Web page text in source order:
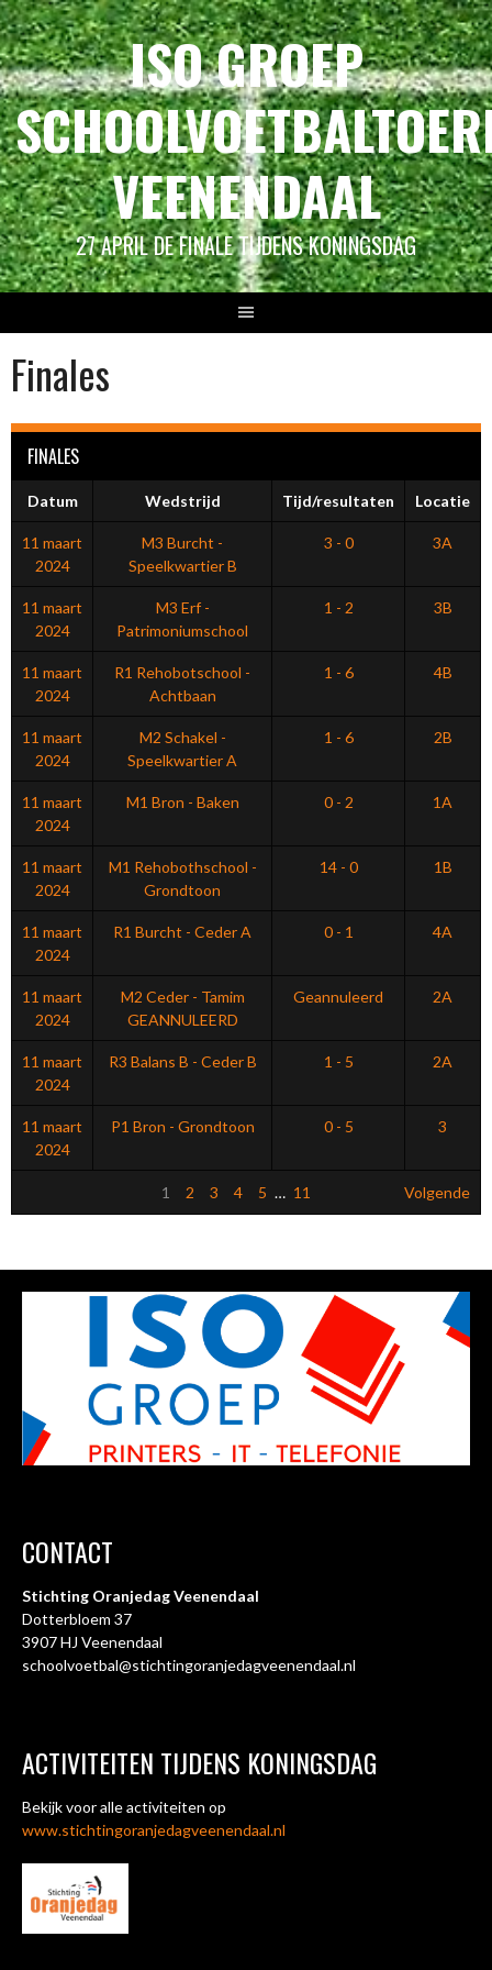
Spring
naar
inhoud
ISO GROEP
VEENENDAAL
27 APRIL DE FINALE TIJDENS KONINGSDAG
Finales
FINALES
Datum Wedstrijd Tijd/resultaten Locatie
11 maart
2024
M3 Burcht -
Speelkwartier B
3 - 0 3A
11 maart
2024
M3 Erf -
Patrimoniumschool
1 - 2 3B
11 maart
2024
R1 Rehobotschool -
Achtbaan
1 - 6 4B
11 maart
2024
M2 Schakel -
Speelkwartier A
1 - 6 2B
11 maart
2024
M1 Bron - Baken 0 - 2 1A
11 maart
2024
M1 Rehobothschool -
Grondtoon
14 - 0 1B
11 maart
2024
R1 Burcht - Ceder A 0 - 1 4A
11 maart
2024
M2 Ceder - Tamim
GEANNULEERD
Geannuleerd 2A
11 maart
2024
R3 Balans B - Ceder B 1 - 5 2A
11 maart
2024
P1 Bron - Grondtoon 0 - 5 3
1 2 3 4 5 … 11 Volgende
CONTACT
Stichting Oranjedag Veenendaal
Dotterbloem 37
3907 HJ Veenendaal
schoolvoetbal@stichtingoranjedagveenendaal.nl
ACTIVITEITEN TIJDENS KONINGSDAG
Bekijk voor alle activiteiten op
www.stichtingoranjedagveenendaal.nl